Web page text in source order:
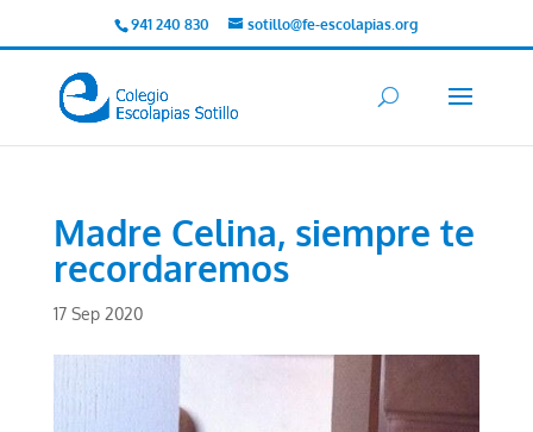
941 240 830 sotillo@fe-escolapias.org
Madre Celina, siempre te
recordaremos
17 Sep 2020